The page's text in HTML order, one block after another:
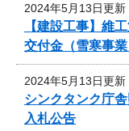
2024年5月13日更新
【建設工事】維
交付金（雪寒事
2024年5月13日更新
シンクタンク庁
入札公告